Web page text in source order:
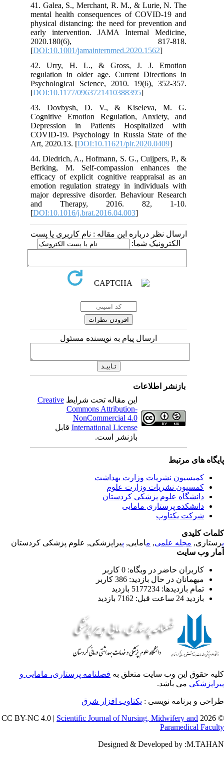
41. Galea, S., Merchant, R. M., & Lurie, N. The
mental health consequences of COVID-19 and
physical distancing: the need for prevention and
early intervention. JAMA Internal Medicine,
2020.180(6), 817-818.
[DOI:10.1001/jamainternmed.2020.1562
42. Urry, H. L., & Gross, J. J. Emotion
regulation in older age. Current Directions in
Psychological Science, 2010. 19(6), 352-357.
[DOI:10.1177/0963721410388395
43. Dovbysh, D. V., & Kiseleva, M. G.
Cognitive Emotion Regulation, Anxiety, and
Depression in Patients Hospitalized with
COVID-19. Psychology in Russia State of the
Art, 2020.13. [DOI:10.11621/pir.2020.0409
44. Diedrich, A., Hofmann, S. G., Cuijpers, P., &
Berking, M. Self-compassion enhances the
efficacy of explicit cognitive reappraisal as an
emotion regulation strategy in individuals with
major depressive disorder. Behaviour Research
and Therapy, 2016. 82, 1-10.
[DOI:10.1016/j.brat.2016.04.003
ارسال نظر درباره این مقاله : نام کاربری یا پست
الکترونیک شما:
ارسال پیام به نویسنده مسئول
بازنشر اطلاعات
این مقاله تحت شرایطCreative
Commons Attribution-
NonCommercial 4.0
International Licenseقابل
بازنشر است.
های مرتبط
کمیسیون نشریات وزارت بهداشت
کمسیون نشریات وزارت علوم
دانشگاه علوم پزشکی کردستان
دانشکده پرستاری مامایی
شرکت یکتاوب
کلیدی
مجله علمی, م امایی, پیراپزشکی, علوم پزشکی کردستان
وب سایت
کاربران حاضر در وبگاه: 0 کاربر
میهمانان در حال بازدید: 386 کاربر
تمام بازدید‌ها: 5177234 بازدید
بازدید 24 ساعت قبل: 7162 بازدید
حقوق این وب سایت متعلق بهفصلنامه پرستاری، مامایی و
می باشد.
و برنامه نویسی : یکتاوب افزار شرق
©
Scientific Journal of Nursing, Midwifery and
Paramedical
Designed & Developed by